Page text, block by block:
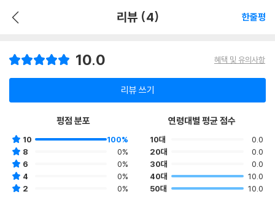
리뷰 (4) 한줄평
10.0 혜택 및 유의사항
리뷰 쓰기
평점 분포
10
100%
8
0%
6
0%
4
0%
2
0%
연령대별 평균 점수
10대
0.0
20대
0.0
30대
0.0
40대
10.0
50대
10.0